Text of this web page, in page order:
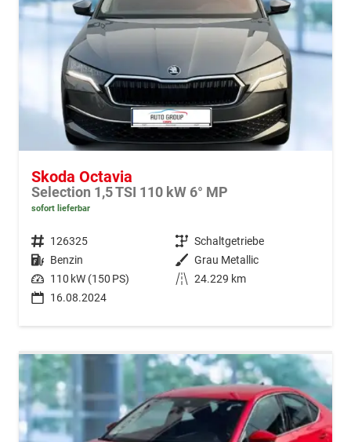
Skoda Octavia
Selection 1,5 TSI 110 kW 6° MP
sofort lieferbar
Fahrzeugnr. 126325 Getriebe Schaltgetriebe
Kraftstoff Benzin Außenfarbe Grau Metallic
Leistung 110 kW (150 PS) Kilometerstand 24.229 km
16.08.2024